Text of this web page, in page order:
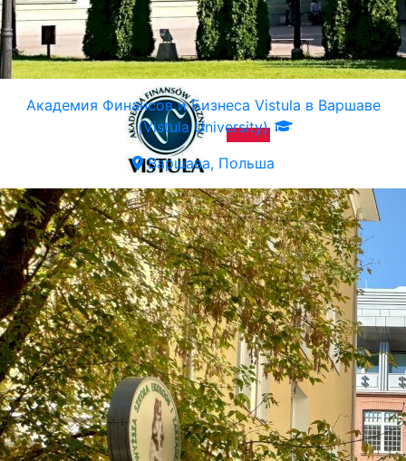
Академия Финансов и Бизнеса Vistula в Варшаве
(Vistula University)
Варшава, Польша